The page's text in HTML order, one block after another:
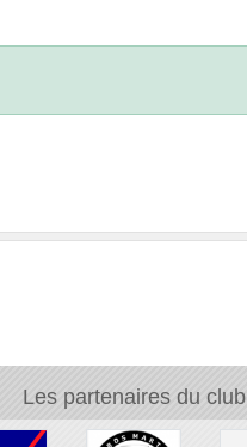
Les partenaires du club